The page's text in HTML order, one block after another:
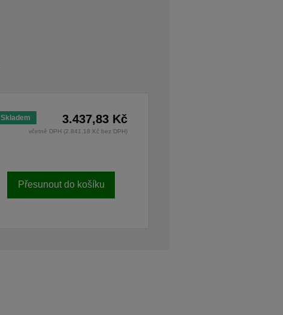
Skladem 3.437,83 Kč
včetně DPH (2.841,18 Kč bez DPH)
Přesunout do košíku